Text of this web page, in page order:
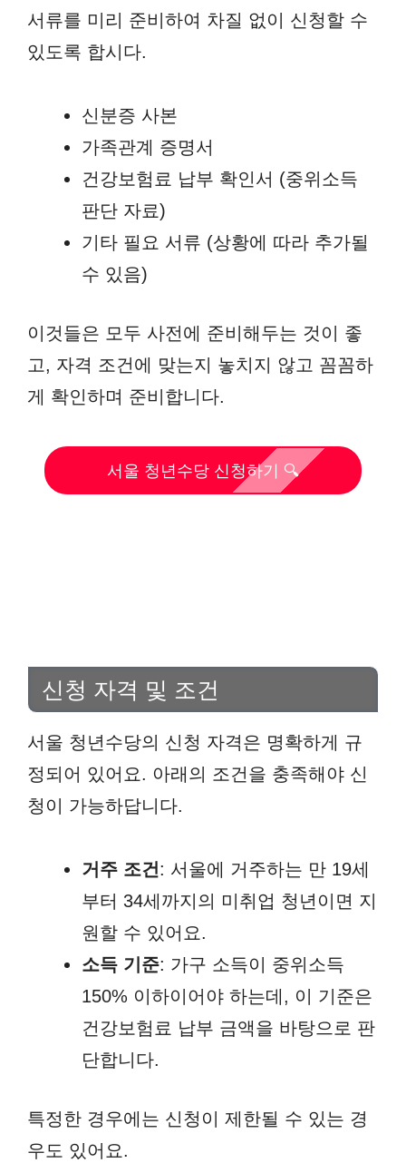
서류를 미리 준비하여 차질 없이 신청할 수
있도록 합시다.
신분증 사본
가족관계 증명서
건강보험료 납부 확인서 (중위소득
판단 자료)
기타 필요 서류 (상황에 따라 추가될
수 있음)
이것들은 모두 사전에 준비해두는 것이 좋
고, 자격 조건에 맞는지 놓치지 않고 꼼꼼하
게 확인하며 준비합니다.
서울 청년수당 신청하기 🔍
신청 자격 및 조건
서울 청년수당의 신청 자격은 명확하게 규
정되어 있어요. 아래의 조건을 충족해야 신
청이 가능하답니다.
거주 조건: 서울에 거주하는 만 19세
부터 34세까지의 미취업 청년이면 지
원할 수 있어요.
소득 기준: 가구 소득이 중위소득
150% 이하이어야 하는데, 이 기준은
건강보험료 납부 금액을 바탕으로 판
단합니다.
특정한 경우에는 신청이 제한될 수 있는 경
우도 있어요.